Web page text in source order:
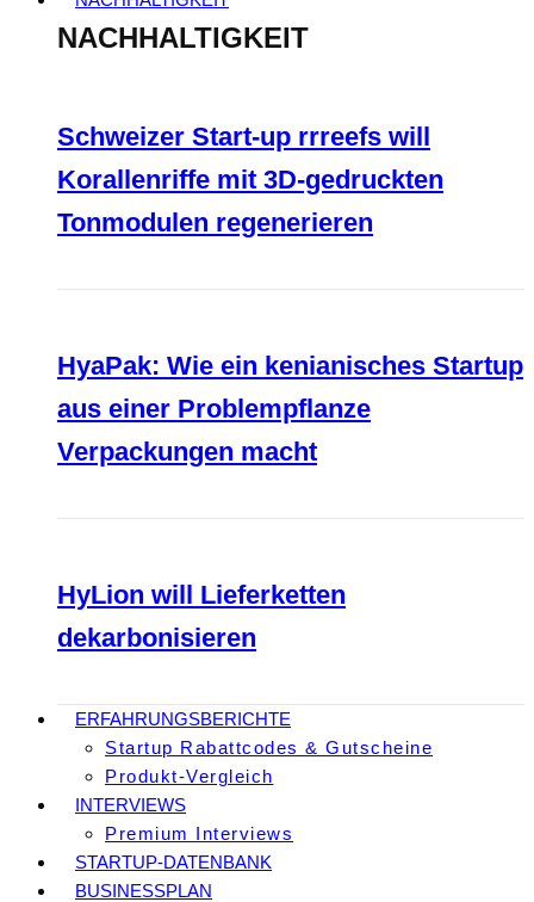
NACHHALTIGKEIT
Schweizer Start-up rrreefs will
Korallenriffe mit 3D-gedruckten
Tonmodulen regenerieren
HyaPak: Wie ein kenianisches Startup
aus einer Problempflanze
Verpackungen macht
HyLion will Lieferketten
dekarbonisieren
ERFAHRUNGSBERICHTE
Startup Rabattcodes & Gutscheine
Produkt-Vergleich
INTERVIEWS
Premium Interviews
STARTUP-DATENBANK
BUSINESSPLAN